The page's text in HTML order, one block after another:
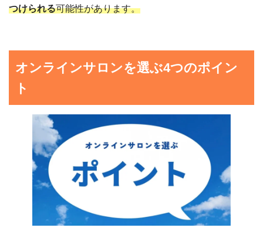
つけられる可能性があります。
オンラインサロンを選ぶ4つのポイン
ト